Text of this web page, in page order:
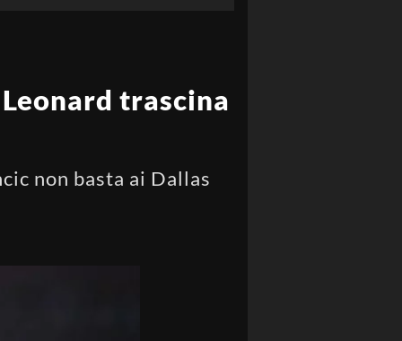
trascina
non basta ai Dallas